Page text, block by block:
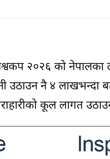
२०२६ को नेपालका
उठाउन नै ४ लाखभन्दा
कूल लागत